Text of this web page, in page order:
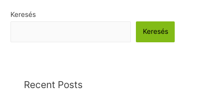
Keresés
Keresés
Recent Posts